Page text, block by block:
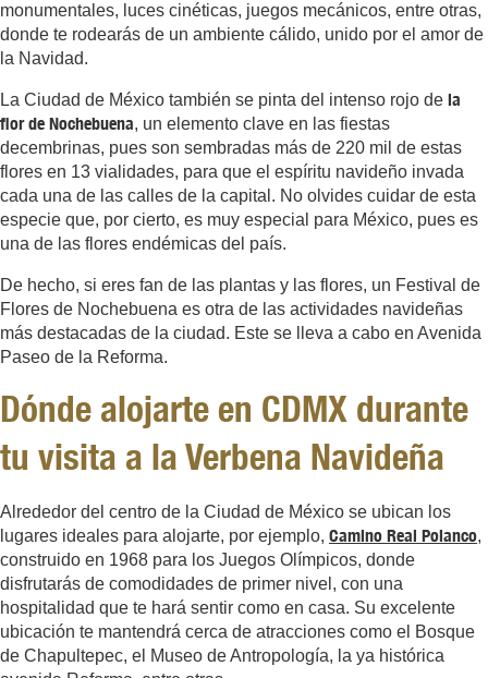
monumentales, luces cinéticas, juegos mecánicos, entre otras,
donde te rodearás de un ambiente cálido, unido por el amor de
la Navidad.
La Ciudad de México también se pinta del intenso rojo de la
flor de Nochebuena, un elemento clave en las fiestas
decembrinas, pues son sembradas más de 220 mil de estas
flores en 13 vialidades, para que el espíritu navideño invada
cada una de las calles de la capital. No olvides cuidar de esta
especie que, por cierto, es muy especial para México, pues es
una de las flores endémicas del país.
De hecho, si eres fan de las plantas y las flores, un Festival de
Flores de Nochebuena es otra de las actividades navideñas
más destacadas de la ciudad. Este se lleva a cabo en Avenida
Paseo de la Reforma.
Dónde alojarte en CDMX durante
tu visita a la Verbena Navideña
Alrededor del centro de la Ciudad de México se ubican los
lugares ideales para alojarte, por ejemplo, Camino Real Polanco,
construido en 1968 para los Juegos Olímpicos, donde
disfrutarás de comodidades de primer nivel, con una
hospitalidad que te hará sentir como en casa. Su excelente
ubicación te mantendrá cerca de atracciones como el Bosque
de Chapultepec, el Museo de Antropología, la ya histórica